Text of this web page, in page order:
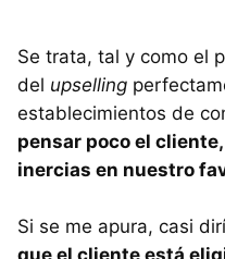
Se trata, tal y como el
del upselling
establecimientos de
pensar poco el
inercias en nuestro
Si se me apura, casi
que el cliente está